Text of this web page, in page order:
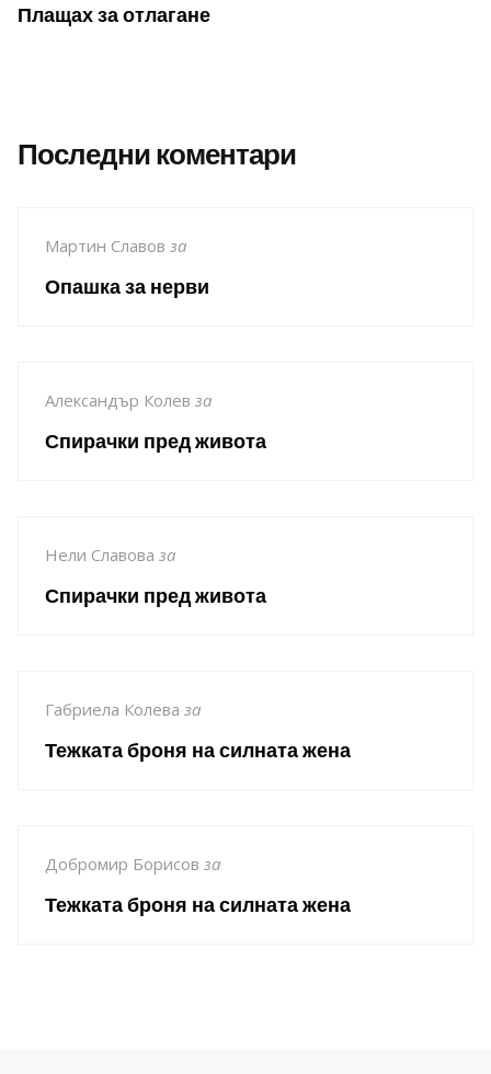
Плащах за отлагане
Последни коментари
Мартин Славов за
Опашка за нерви
Александър Колев за
Спирачки пред живота
Нели Славова за
Спирачки пред живота
Габриела Колева за
Тежката броня на силната жена
Добромир Борисов за
Тежката броня на силната жена